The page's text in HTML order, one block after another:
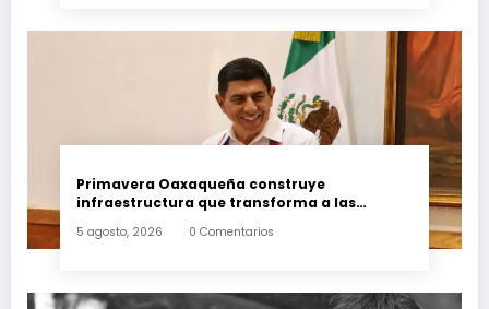
Primavera Oaxaqueña construye
infraestructura que transforma a las
5 agosto, 2026 0 Comentarios